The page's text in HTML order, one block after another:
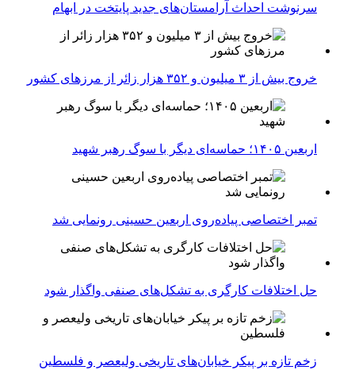
سرنوشت احداث آرامستان‌های جدید پایتخت در ابهام
خروج بیش از ۳ میلیون و ۳۵۲ هزار زائر از مرزهای کشور
اربعین ۱۴۰۵؛ حماسه‌ای دیگر با سوگ رهبر شهید
تمبر اختصاصی پیاده‌روی اربعین حسینی رونمایی شد
حل اختلافات کارگری به تشکل‌های صنفی واگذار شود
زخم تازه بر پیکر خیابان‌های تاریخی ولیعصر و فلسطین